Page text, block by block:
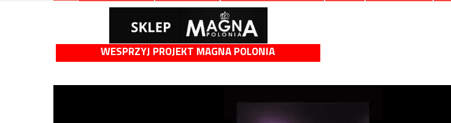
WESPRZYJ PROJEKT MAGNA POLONIA